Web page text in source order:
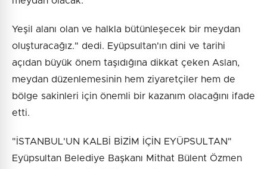
Yeşil alanı olan ve halkla bütünleşecek bir meydan
oluşturacağız." dedi. Eyüpsultan'ın dini ve tarihi
açıdan büyük önem taşıdığına dikkat çeken Aslan,
meydan düzenlemesinin hem ziyaretçiler hem de
bölge sakinleri için önemli bir kazanım olacağını ifade
etti.
"İSTANBUL'UN KALBİ BİZİM İÇİN EYÜPSULTAN"
Eyüpsultan Belediye Başkanı Mithat Bülent Özmen